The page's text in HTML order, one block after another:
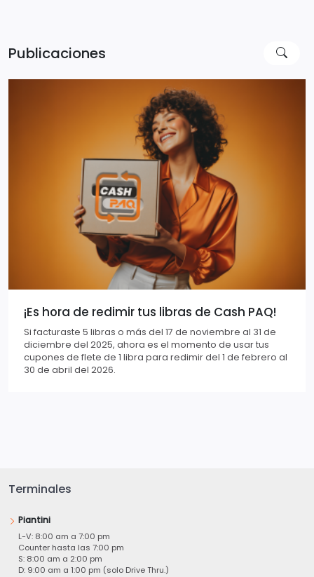
Publicaciones
¡Es hora de redimir tus libras de Cash PAQ!
Si facturaste 5 libras o más del 17 de noviembre al 31 de
diciembre del 2025, ahora es el momento de usar tus
cupones de flete de 1 libra para redimir del 1 de febrero al
30 de abril del 2026.
Terminales
Piantini
L-V: 8:00 am a 7:00 pm
Counter hasta las 7:00 pm
S: 8:00 am a 2:00 pm
D: 9:00 am a 1:00 pm (solo Drive Thru.)